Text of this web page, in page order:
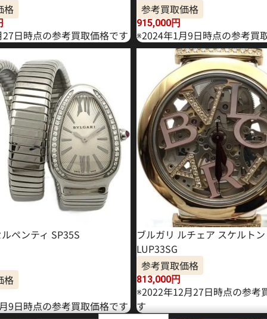
格
日時点の参考買取価格です
参考買取価格
915,000円
※2024年1月9日時点の参考買
ペンティ SP35S
格
9日時点の参考買取価格です
ブルガリ ルチェア スケルト
LUP33SG
参考買取価格
813,000円
※2022年12月27日時点の参考
す